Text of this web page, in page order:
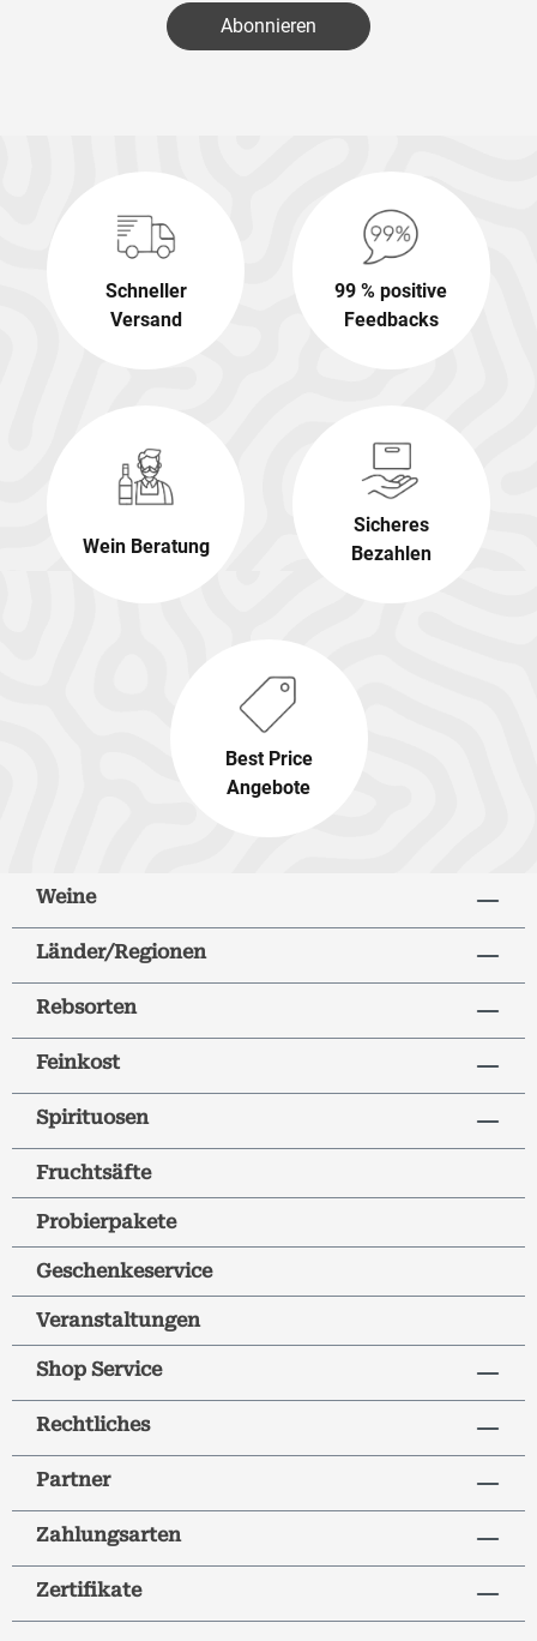
Abonnieren
Schneller
Versand
99 % positive
Feedbacks
Wein Beratung
Sicheres
Bezahlen
Best Price
Angebote
Weine
Länder/Regionen
Rebsorten
Feinkost
Spirituosen
Fruchtsäfte
Probierpakete
Geschenkeservice
Veranstaltungen
Shop Service
Rechtliches
Partner
Zahlungsarten
Zertifikate